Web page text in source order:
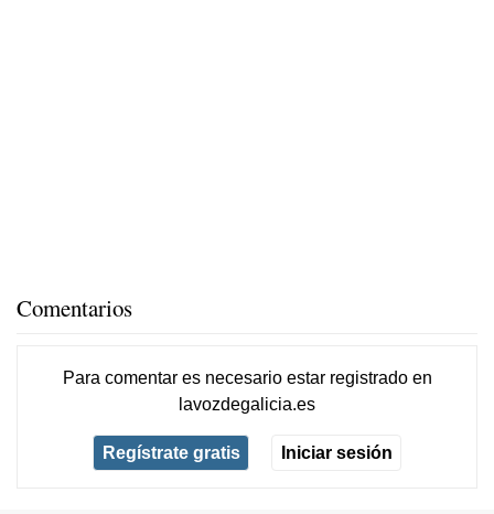
Comentarios
Para comentar es necesario estar registradoen
lavozdegalicia.es
Regístrate gratis Iniciar sesión